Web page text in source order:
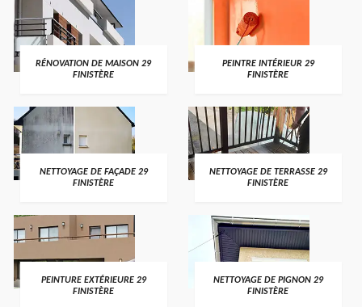
RÉNOVATION DE MAISON 29
FINISTÈRE
PEINTRE INTÉRIEUR 29
FINISTÈRE
NETTOYAGE DE FAÇADE 29
FINISTÈRE
NETTOYAGE DE TERRASSE 29
FINISTÈRE
PEINTURE EXTÉRIEURE 29
FINISTÈRE
NETTOYAGE DE PIGNON 29
FINISTÈRE